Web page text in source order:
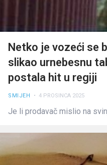
Netko je vozeći se
slikao urnebesnu
postala hit u regiji
SMIJEH • 4 PROSINCA 2025
Je li prodavač mislio na